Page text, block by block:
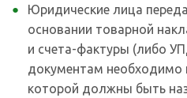
Юридические лица
основании товарной
и счета-фактуры (либо
документам необходимо
которой должны быть